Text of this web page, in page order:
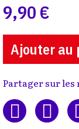
9,90 €
Ajouter au
Partager sur les